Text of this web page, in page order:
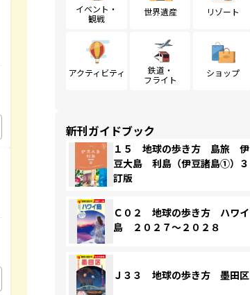
イベント・
観戦
世界遺産 リゾート
アクティビティ
鉄道・
フライト
ショップ
新刊ガイドブック
１５ 地球の歩き方 島旅 伊
豆大島 利島（伊豆諸島①）３
訂版
Ｃ０２ 地球の歩き方 ハワイ
島 ２０２７～２０２８
Ｊ３３ 地球の歩き方 墨田区